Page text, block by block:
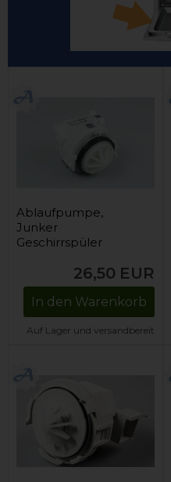
Ablaufpumpe,
Junker
Geschirrspüler
26,50 EUR
In den Warenkorb
Auf Lager und versandbereit